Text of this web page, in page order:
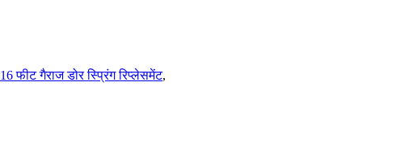
16 फीट गैराज डोर स्प्रिंग रिप्लेसमेंट,